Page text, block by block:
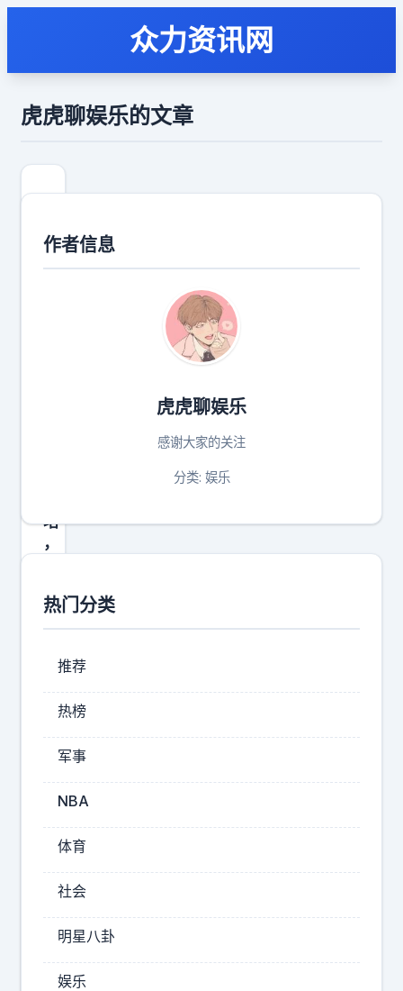
众力资讯网
虎虎聊娱乐的文章
塔
，
么
中
闹
得
再
凶
我
们
也
不
拆
不
不
，
作者信息
虎虎聊娱乐
感谢大家的关注
分类: 娱乐
热门分类
推荐
热榜
军事
NBA
体育
社会
明星八卦
娱乐